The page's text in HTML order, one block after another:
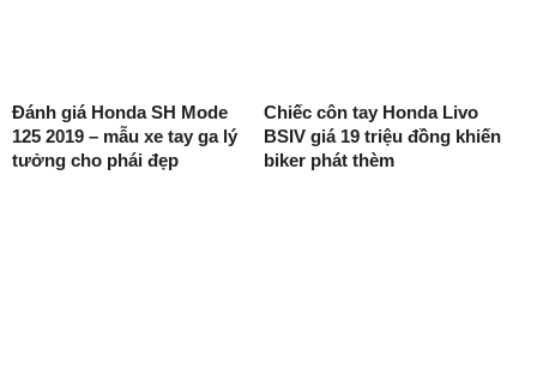
Đánh giá Honda SH Mode
125 2019 – mẫu xe tay ga lý
tưởng cho phái đẹp
Chiếc côn tay Honda Livo
BSIV giá 19 triệu đồng khiến
biker phát thèm